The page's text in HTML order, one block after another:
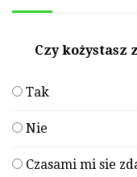
Czy kożystasz
Tak
Nie
Czasami mi sie